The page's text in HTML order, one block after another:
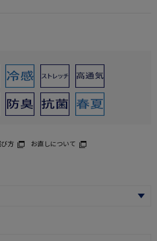
方 お直しについて